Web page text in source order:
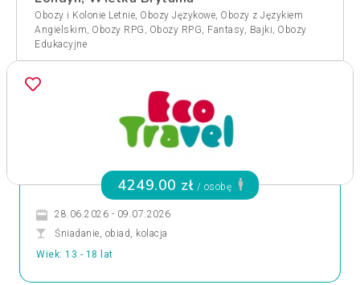
Obozy i Kolonie Letnie, Obozy Językowe, Obozy z Językiem
Angielskim, Obozy RPG , Obozy RPG, Fantasy, Bajki, Obozy
Edukacyjne
4249.00 zł / osobę
28.06.2026 - 09.07.2026
Śniadanie, obiad, kolacja
Wiek: 13 - 18 lat